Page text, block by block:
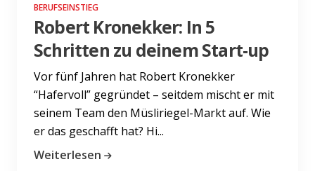
BERUFSEINSTIEG
Robert Kronekker: In 5
Schritten zu deinem Start-up
Vor fünf Jahren hat Robert Kronekker
“Hafervoll” gegründet – seitdem mischt er mit
seinem Team den Müsliriegel-Markt auf. Wie
er das geschafft hat? Hi...
Weiterlesen